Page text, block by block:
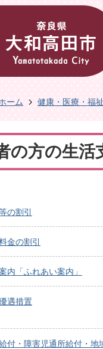
ーム 健康・医療・福祉
の方の生活
の割引
金の割引
内「ふれあい案内」
遇措置
付・障害児通所給付・地